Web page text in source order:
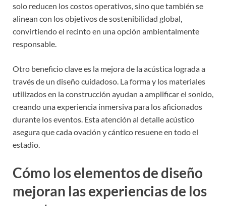
solo reducen los costos operativos, sino que también se
alinean con los objetivos de sostenibilidad global,
convirtiendo el recinto en una opción ambientalmente
responsable.
Otro beneficio clave es la mejora de la acústica lograda a
través de un diseño cuidadoso. La forma y los materiales
utilizados en la construcción ayudan a amplificar el sonido,
creando una experiencia inmersiva para los aficionados
durante los eventos. Esta atención al detalle acústico
asegura que cada ovación y cántico resuene en todo el
estadio.
Cómo los elementos de diseño
mejoran las experiencias de los